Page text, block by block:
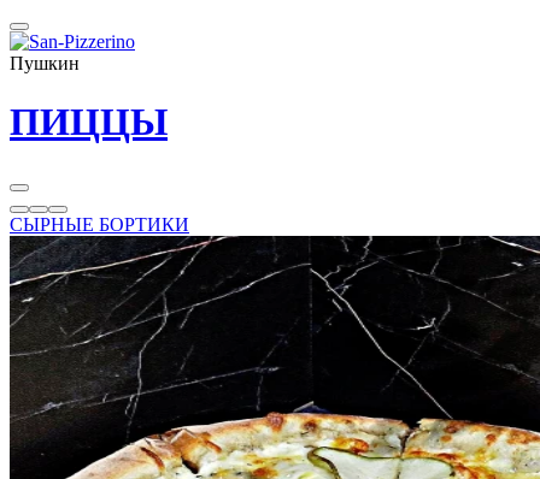
Пушкин
ПИЦЦЫ
СЫРНЫЕ БОРТИКИ